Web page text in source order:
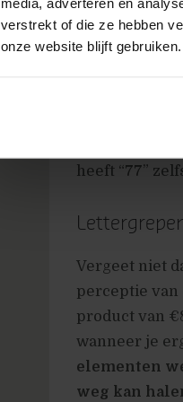
verstrekt of die ze hebben
onze website blijft gebruiken.
Zevens en
van prijzen
cijfers met
heeft “77”
Vergeet niet
perceptie van
product van
wanneer je
elementen
weg kan